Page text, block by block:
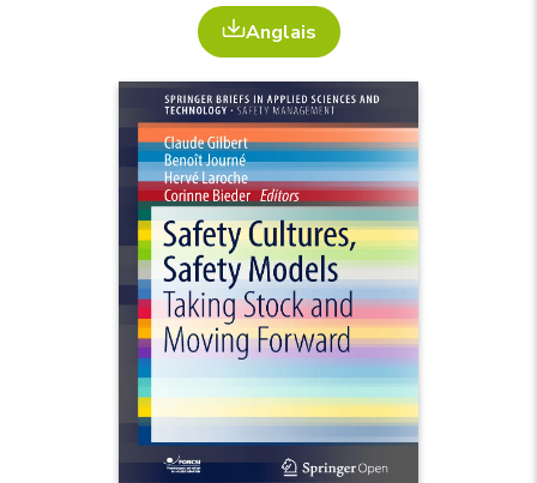
Anglais